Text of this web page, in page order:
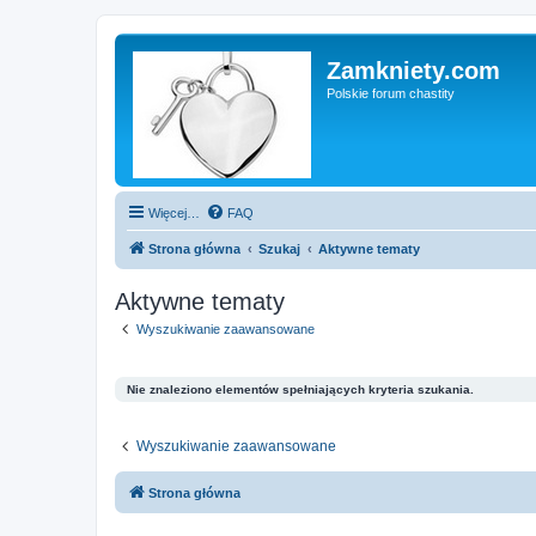
Zamkniety.com
Polskie forum chastity
Więcej… FAQ
Strona główna Szukaj Aktywne tematy
Aktywne tematy
Wyszukiwanie zaawansowane
Nie znaleziono elementów spełniających kryteria szukania.
Wyszukiwanie zaawansowane
Strona główna